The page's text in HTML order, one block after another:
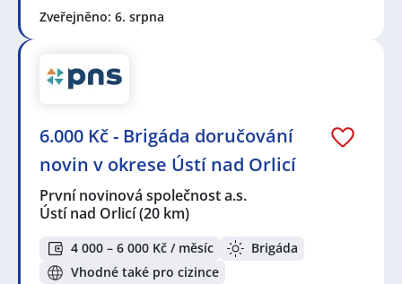
Pardubice,Stéblová,Chrudim IV, Chrudim
Zveřejněno: 6. srpna
6.000 Kč - Brigáda doručování
novin v okrese Ústí nad Orlicí
První novinová společnost a.s.
Ústí nad Orlicí(20 km)
4 000 – 6 000 Kč / měsíc
Brigáda
Vhodné také pro cizince